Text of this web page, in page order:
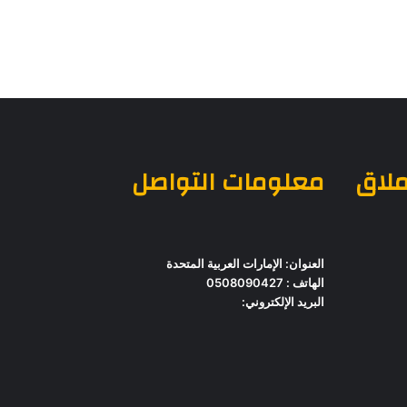
معلومات التواصل
العنوان: الإمارات العربية المتحدة
الهاتف : 0508090427
البريد الإلكتروني: